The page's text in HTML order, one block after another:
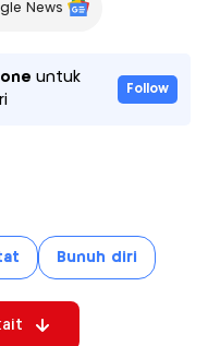
News
untuk
Follow
Bunuh diri